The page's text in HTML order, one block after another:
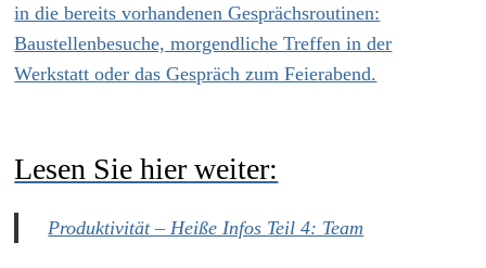
in die bereits vorhandenen Gesprächsroutinen:
Baustellenbesuche, morgendliche Treffen in der
Werkstatt oder das Gespräch zum Feierabend.
Lesen Sie hier weiter:
Produktivität – Heiße Infos Teil 4: Team